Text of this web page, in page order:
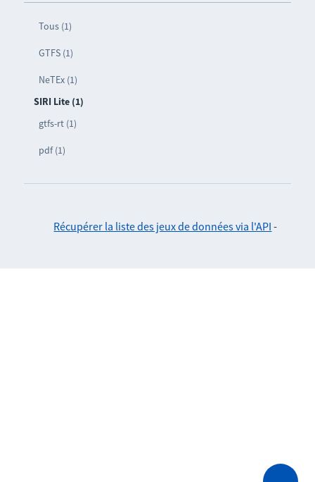
Tous (1)
GTFS (1)
NeTEx (1)
SIRI Lite (1)
gtfs-rt (1)
pdf (1)
Récupérer la liste des jeux de données via l'API -